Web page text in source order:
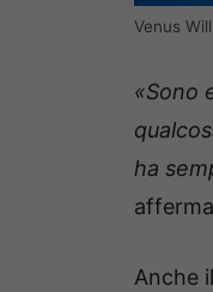
Venus
«Sono
ha
Anche